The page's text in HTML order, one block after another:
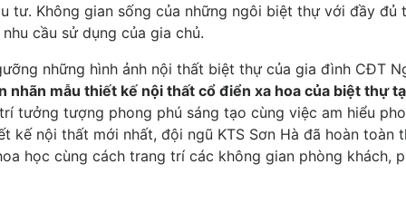
tư. Không gian sống của những ngôi biệt thự với đầy đủ
cầu sử dụng của gia chủ.
những hình ảnh nội thất biệt thự của gia đình CĐT
nhãn mẫu thiết kế nội thất cổ điển xa hoa của biệt thự
tưởng tượng phong phú sáng tạo cùng việc am hiểu
kế nội thất mới nhất, đội ngũ KTS Sơn Hà đã hoàn toàn
học cùng cách trang trí các không gian phòng khách,